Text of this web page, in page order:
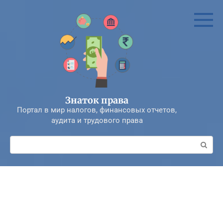
Знаток права
Портал в мир налогов, финансовых отчетов,
аудита и трудового права
Поиск: